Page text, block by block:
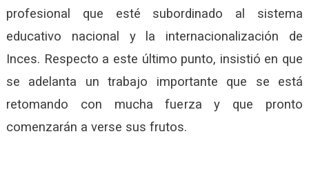
profesional que esté subordinado al sistema
educativo nacional y la internacionalización de
Inces. Respecto a este último punto, insistió en que
se adelanta un trabajo importante que se está
retomando con mucha fuerza y que pronto
comenzarán a verse sus frutos.